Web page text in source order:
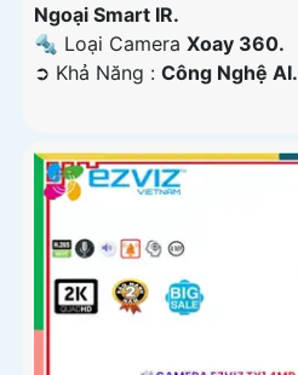
Ngoại Smart IR.
🔩 Loại Camera Xoay 360.
️➲ Khả Năng : Công Nghệ AI.